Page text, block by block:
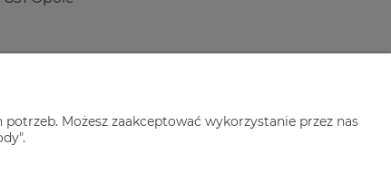
Możesz zaakceptować wykorzystanie przez nas